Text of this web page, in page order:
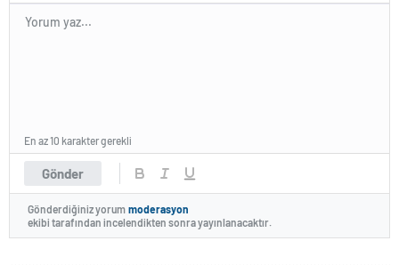
Gönder
En az 10 karakter gerekli
Gönderdiğiniz yorum moderasyon
ekibi tarafından incelendikten sonra yayınlanacaktır.